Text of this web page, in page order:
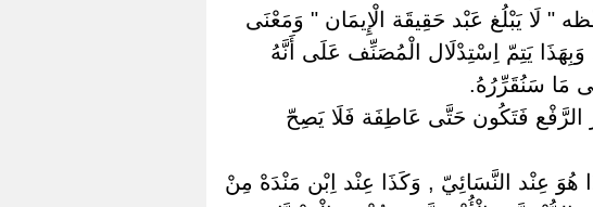
لَا يَبْلُغ عَبْد حَقِيقَة الْإِيمَان " وَمَعْنَى
يَتِمّ اِسْتِدْلَال الْمُصَنِّف عَلَى أَنَّهُ
مَا سَنُقَرِّرُهُ.
فَتَكُون حَتَّى عَاطِفَة فَلَا يَصِحّ
عِنْد النَّسَائِيّ , وَكَذَا عِنْد اِبْن مَنْدَهْ مِنْ